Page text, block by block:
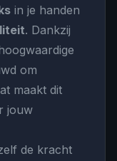
in je handen
. Dankzij
om
maakt dit
jouw
de kracht